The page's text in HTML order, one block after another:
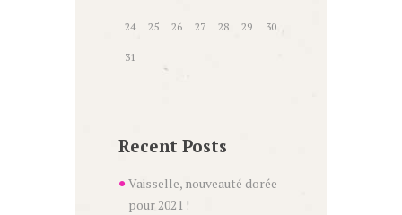
24 25 26 27 28 29 30
31
Recent Posts
Vaisselle, nouveauté dorée
pour 2021 !